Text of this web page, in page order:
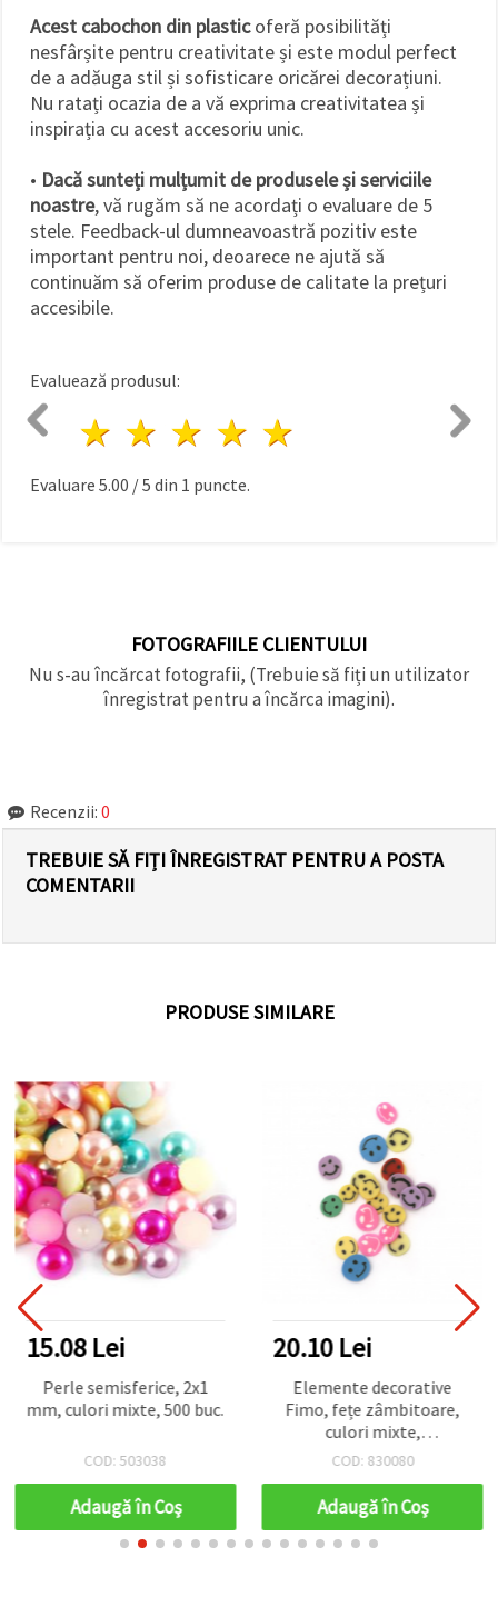
Acest cabochon din plasticoferă posibilități
nesfârșite pentru creativitate și este modul perfect
de a adăuga stil și sofisticare oricărei decorațiuni.
Nu ratați ocazia de a vă exprima creativitatea și
inspirația cu acest accesoriu unic.
• Dacă sunteți mulțumit de produsele și serviciile
noastre, vă rugăm să ne acordați o evaluare de 5
stele. Feedback-ul dumneavoastră pozitiv este
important pentru noi, deoarece ne ajută să
continuăm să oferim produse de calitate la prețuri
accesibile.
Evaluează produsul:
4 stele
3 stele
2 stele
1 stea
Evaluare 5.00 /5 din 1 puncte.
FOTOGRAFIILE CLIENTULUI
Nu s-au încărcat fotografii, (Trebuie să fiți un utilizator
înregistrat pentru a încărca imagini).
Recenzii: 0
TREBUIE SĂ FIȚI ÎNREGISTRAT PENTRU A POSTA
COMENTARII
PRODUSE SIMILARE
15.08 Lei
Perle semisferice, 2x1
mm, culori mixte, 500 buc.
COD: 503038
Adaugă în Coş
20.10 Lei
Elemente decorative
Fimo, fețe zâmbitoare,
culori mixte,
6~3x6~3x0,3~0,7 mm - 20
COD: 830080
Adaugă în Coş